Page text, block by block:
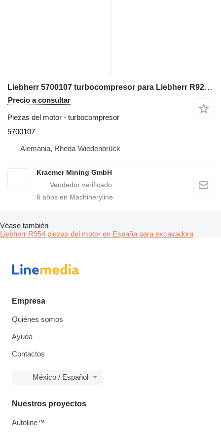
Liebherr 5700107 turbocompresor para Liebherr R922, R942, R944, R954, A900, A944, A954, PR734, PR742 excavadora
Precio a consultar
Piezas del motor - turbocompresor
5700107
Alemania, Rheda-Wiedenbrück
Kraemer Mining GmbH
6 años en Machineryline
Véase también
Liebherr R954 piezas del motor en España para excavadora
Empresa
Quiénes somos
Ayuda
Contactos
México / Español
Nuestros proyectos
Autoline™